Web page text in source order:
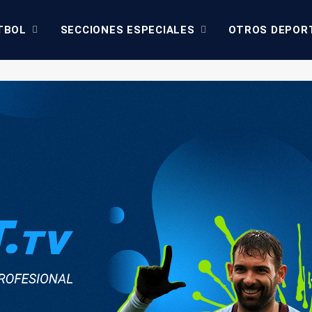
SECCIONES ESPECIALES OTROS